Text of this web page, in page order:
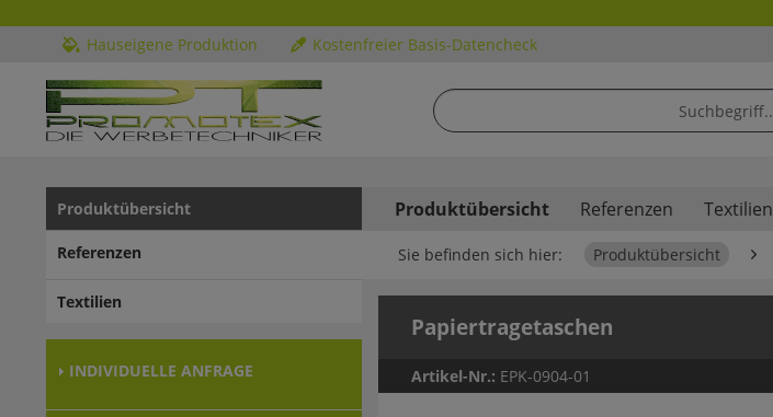
Hauseigene Produktion Kostenfreier Basis-Datencheck
Produktübersicht
Referenzen
Textilien
INDIVIDUELLE ANFRAGE
Produktübersicht Referenzen Textilien
Sie befinden sich hier: Produktübersicht
Papiertragetaschen
Artikel-Nr.: EPK-0904-01